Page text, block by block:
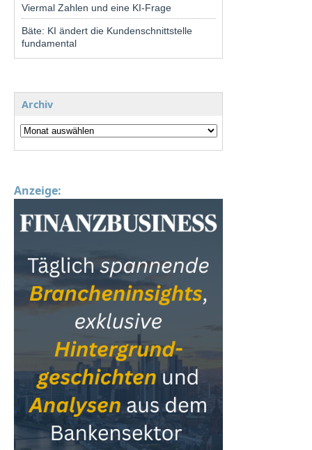
Viermal Zahlen und eine KI-Frage
Bäte: KI ändert die Kundenschnittstelle
fundamental
Archiv
Anzeige: